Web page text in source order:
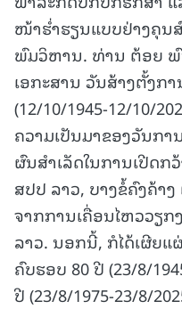
ໜ້າຮໍ່າຮຽນແບບຢ່າງຄຸນ
ພົມວິຫານ. ທ່ານ ຕ້ອຍ ພົ
ເອກະສານ ວັນສ້າງຕັ້ງກ
(12/10/1945-12/10/
ຄວາມເປັນມາຂອງວັນກາ
ຜົນສຳເລັດໃນການເປີດ
ສປປ ລາວ, ບາງຂໍ້ຄົງຄ້າ
ຈາກການເຄື່ອນໄຫວວຽ
ລາວ. ນອກນີ້, ກໍໄດ້ເຜີຍ
ຄົບຮອບ 80 ປີ (23/8/
ປີ (23/8/1975-23/8/